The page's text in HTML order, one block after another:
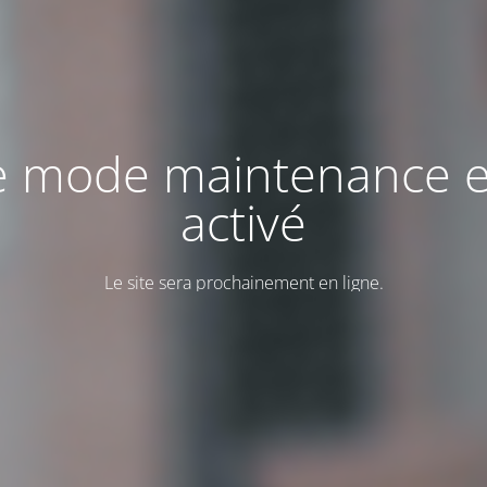
mode maintenance
activé
Le site sera prochainement en ligne.